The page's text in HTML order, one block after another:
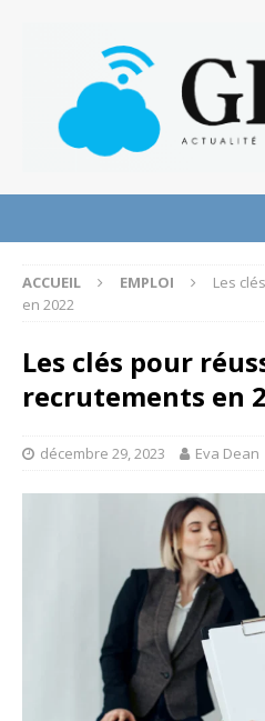
ACCUEIL EMPLOI
Les
en 2022
Les clés pour
recrutements en
décembre 29, 2023 Eva Dean